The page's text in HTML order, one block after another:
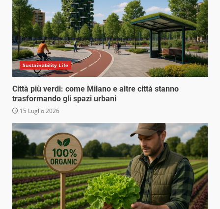
Sustainability Life
Città più verdi: come Milano e altre città stanno
trasformando gli spazi urbani
15 Luglio 2026